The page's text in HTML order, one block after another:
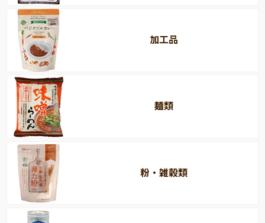
加工品
麺類
粉・雑穀類